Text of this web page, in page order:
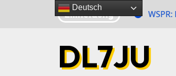
Eilmeldung
im 40‑m‑Band WSPR:
DL7JU
Deutsch